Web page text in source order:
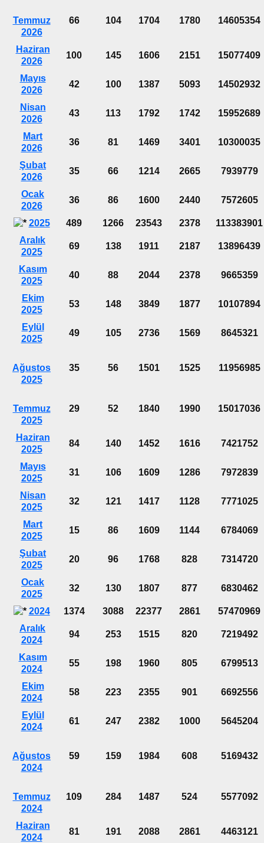
Temmuz
2026
66 104 1704 1780 14605354
Haziran
2026
100 145 1606 2151 15077409
Mayıs
2026
42 100 1387 5093 14502932
Nisan
2026
43 113 1792 1742 15952689
Mart
2026
36 81 1469 3401 10300035
Şubat
2026
35 66 1214 2665 7939779
Ocak
2026
36 86 1600 2440 7572605
2025 489 1266 23543 2378
113383901
Aralık
2025
69 138 1911 2187 13896439
Kasım
2025
40 88 2044 2378 9665359
Ekim
2025
53 148 3849 1877 10107894
Eylül
2025
49 105 2736 1569 8645321
Ağustos
2025
35 56 1501 1525 11956985
Temmuz
2025
29 52 1840 1990 15017036
Haziran
2025
84 140 1452 1616 7421752
Mayıs
2025
31 106 1609 1286 7972839
Nisan
2025
32 121 1417 1128 7771025
Mart
2025
15 86 1609 1144 6784069
Şubat
2025
20 96 1768 828 7314720
Ocak
2025
32 130 1807 877 6830462
2024 1374 3088 22377 2861
57470969
Aralık
2024
94 253 1515 820 7219492
Kasım
2024
55 198 1960 805 6799513
Ekim
2024
58 223 2355 901 6692556
Eylül
2024
61 247 2382 1000 5645204
Ağustos
2024
59 159 1984 608 5169432
Temmuz
2024
109 284 1487 524 5577092
Haziran
2024
81 191 2088 2861 4463121